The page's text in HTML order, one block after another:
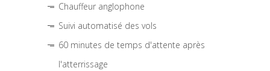
Chauffeur anglophone
Suivi automatisé des vols
60 minutes de temps d'attente après
l'atterrissage